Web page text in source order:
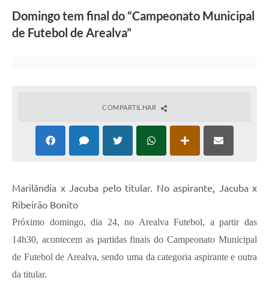
Domingo tem final do “Campeonato Municipal
de Futebol de Arealva”
COMPARTILHAR
Marilândia x Jacuba pelo titular. No aspirante, Jacuba x
Ribeirão Bonito
Próximo domingo, dia 24, no Arealva Futebol, a partir das
14h30, acontecem as partidas finais do Campeonato Municipal
de Futebol de Arealva, sendo uma da categoria aspirante e outra
da titular.